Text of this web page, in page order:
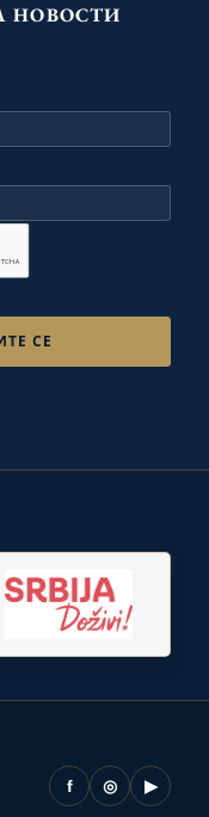
НОВОСТИ
f ◎ ▶